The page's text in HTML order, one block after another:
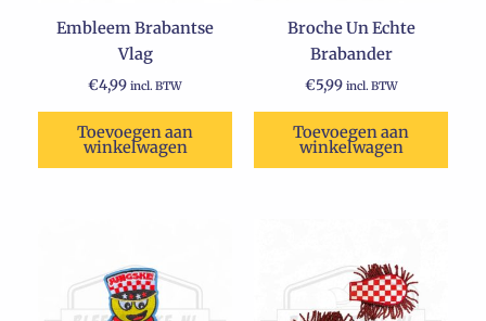
Embleem Brabantse
Vlag
€4,99 incl. BTW
Toevoegen aan
winkelwagen
Broche Un Echte
Brabander
€5,99 incl. BTW
Toevoegen aan
winkelwagen